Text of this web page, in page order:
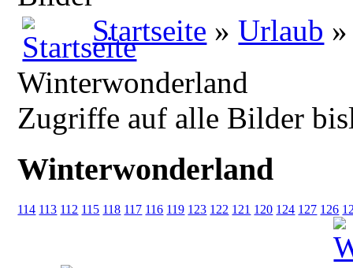
Startseite »Urlaub
Winterwonderland
Zugriffe auf alle Bilder
Winterwonderland
114 113 112 115 118 117 116 119 123 122 121 120 124 127 126